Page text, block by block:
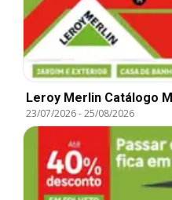
Leroy Merlin Catálogo
23/07/2026-25/08/2026